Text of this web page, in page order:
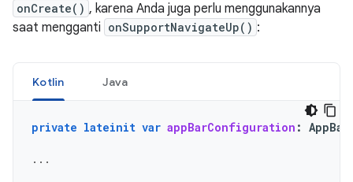
onCreate() , karena Anda juga perlu menggunakannya
saat mengganti onSupportNavigateUp() :
Kotlin Java
private lateinit var appBarConfiguration :
...